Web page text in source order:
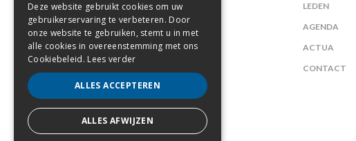
LEDEN
AGENDA
ACTUA
CONTACT
Deze website gebruikt cookies om uw
gebruikerservaring te verbeteren. Door
onze website te gebruiken, stemt u in met
alle cookies in overeenstemming met ons
Cookiebeleid. Lees verder
ALLES ACCEPTEREN
ALLES AFWIJZEN